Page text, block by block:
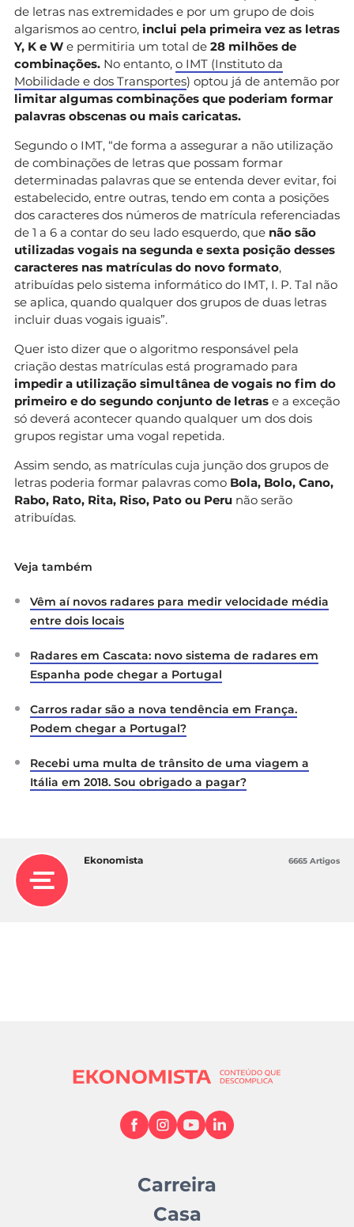
de letras nas extremidades e por um grupo de dois
algarismos ao centro, inclui pela primeira vez as letras
Y, K e W e permitiria um total de 28 milhões de
combinações. No entanto, o IMT (Instituto da
Mobilidade e dos Transportes) optou já de antemão por
limitar algumas combinações que poderiam formar
palavras obscenas ou mais caricatas.
Segundo o IMT, “de forma a assegurar a não utilização
de combinações de letras que possam formar
determinadas palavras que se entenda dever evitar, foi
estabelecido, entre outras, tendo em conta a posições
dos caracteres dos números de matrícula referenciadas
de 1 a 6 a contar do seu lado esquerdo, que não são
utilizadas vogais na segunda e sexta posição desses
caracteres nas matrículas do novo formato,
atribuídas pelo sistema informático do IMT, I. P. Tal não
se aplica, quando qualquer dos grupos de duas letras
incluir duas vogais iguais”.
Quer isto dizer que o algoritmo responsável pela
criação destas matrículas está programado para
impedir a utilização simultânea de vogais no fim do
primeiro e do segundo conjunto de letras e a exceção
só deverá acontecer quando qualquer um dos dois
grupos registar uma vogal repetida.
Assim sendo, as matrículas cuja junção dos grupos de
letras poderia formar palavras como Bola, Bolo, Cano,
Rabo, Rato, Rita, Riso, Pato ou Peru não serão
atribuídas.
Veja também
Vêm aí novos radares para medir velocidade média
entre dois locais
Radares em Cascata: novo sistema de radares em
Espanha pode chegar a Portugal
Carros radar são a nova tendência em França.
Podem chegar a Portugal?
Recebi uma multa de trânsito de uma viagem a
Itália em 2018. Sou obrigado a pagar?
Ekonomista 6665 Artigos
Carreira
Casa